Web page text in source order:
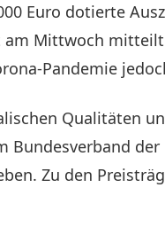
Euro dotierte
am Mittwoch
Pandemie
Qualitäten
Bundesverband der
Zu den